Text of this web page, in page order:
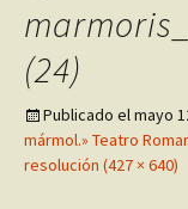
(24)
Publicado elmayo
mármol.» Teatro
resolución (427 × 640)